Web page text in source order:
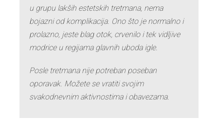
u grupu lakših estetskih tretmana, nema
bojazni od komplikacija. Ono što je normalno i
prolazno, jeste blag otok, crvenilo i tek vidljive
modrice u regijama glavnih uboda igle.
Posle tretmana nije potreban poseban
oporavak. Možete se vratiti svojim
svakodnevnim aktivnostima i obavezama.